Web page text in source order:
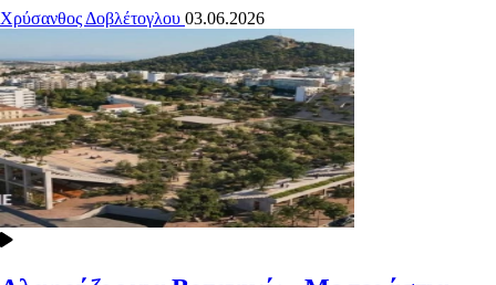
Χρύσανθος Δοβλέτογλου 03.06.2026